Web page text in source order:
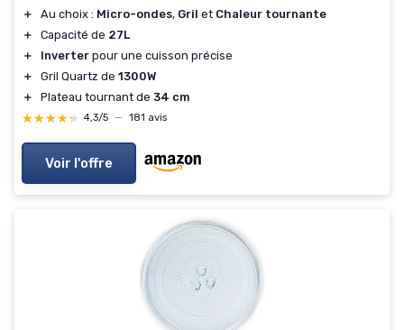
＋ Au choix : Micro-ondes, Gril et Chaleur tournante
＋
Capacité de 27L
＋
Inverter pour une cuisson précise
＋
Gril Quartz de 1300W
＋
Plateau tournant de 34 cm
★★★★★
★★★★★ 4,3/5 — 181 avis
Voir l'offre